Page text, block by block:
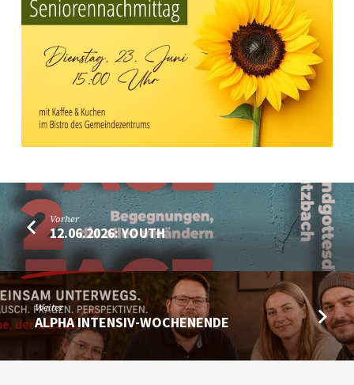
Vorher
12.06.2026: YOUTH
Weiter
ALPHA INTENSIV-WOCHENENDE